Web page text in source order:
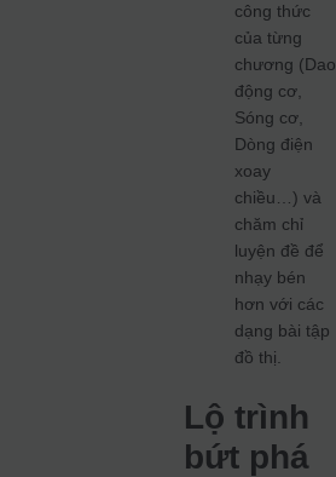
công thức
của từng
chương (Dao
động cơ,
Sóng cơ,
Dòng điện
xoay
chiều…) và
chăm chỉ
luyện đề để
nhạy bén
hơn với các
dạng bài tập
đồ thị.
Lộ trình
bứt phá